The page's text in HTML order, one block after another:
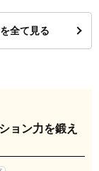
全て見る
ョン力を鍛え